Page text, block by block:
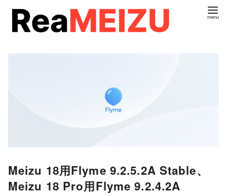
Meizu 18用Flyme 9.2.5.2A Stable、
Meizu 18 Pro用Flyme 9.2.4.2A